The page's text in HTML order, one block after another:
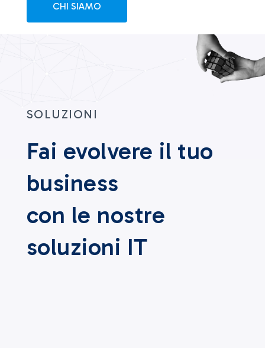
CHI SIAMO
SOLUZIONI
Fai evolvere il tuo
business
con le nostre
soluzioni IT